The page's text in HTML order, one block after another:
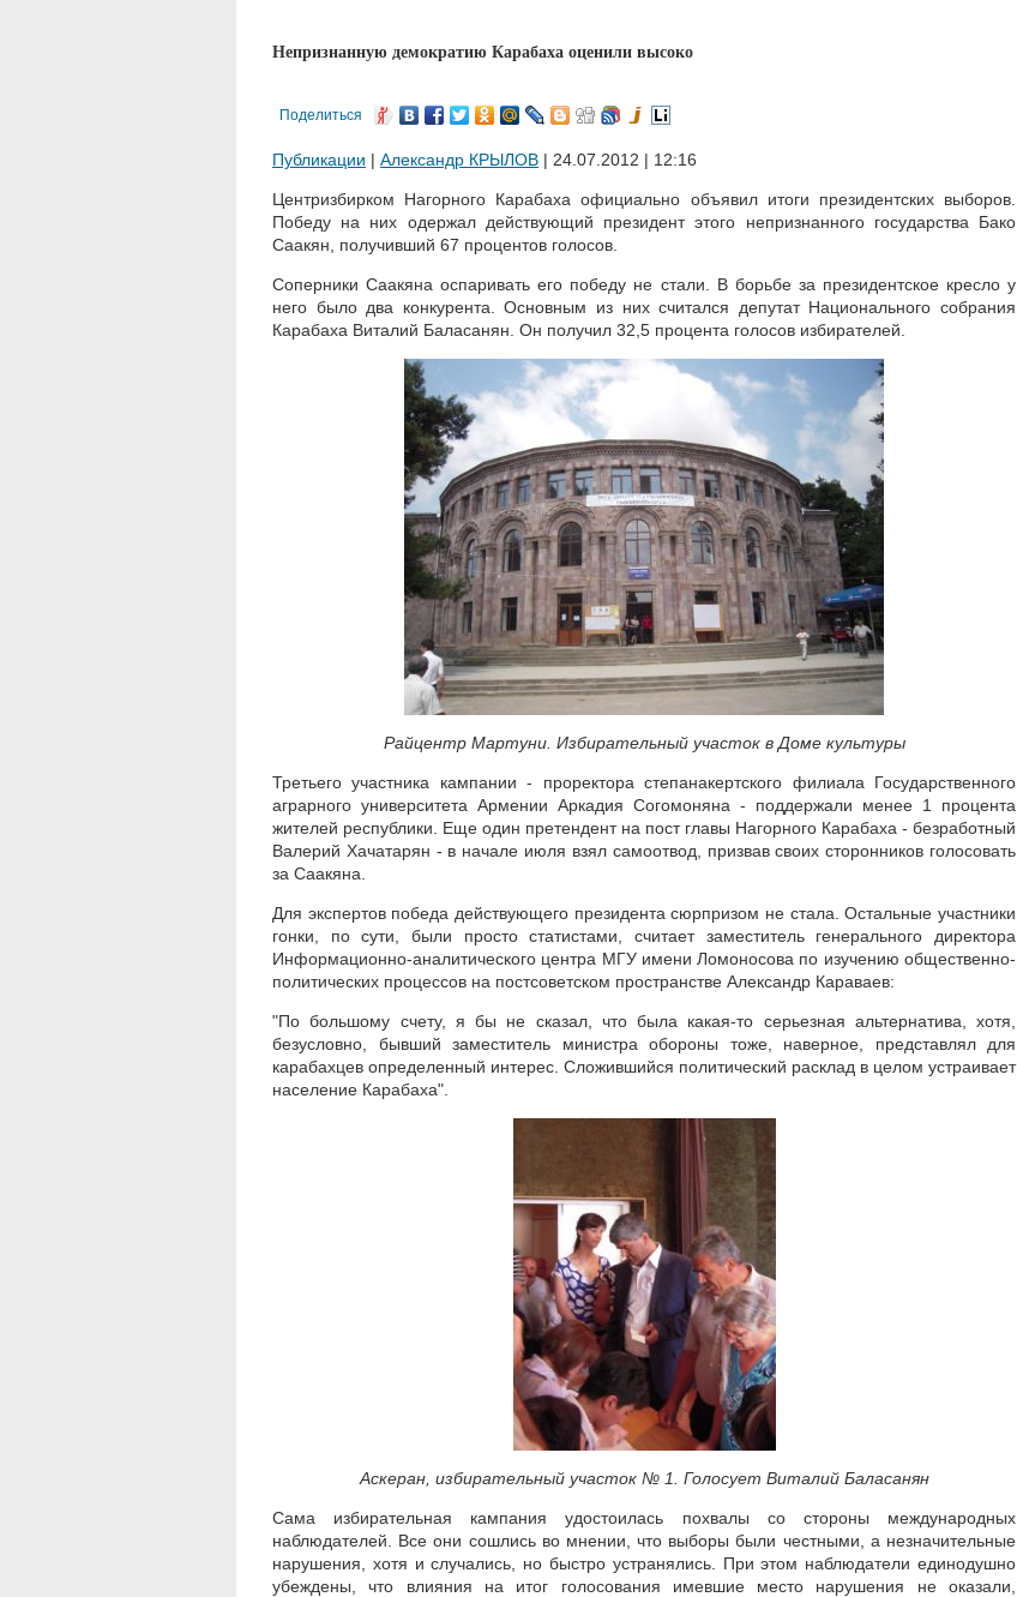
Непризнанную демократию Карабаха оценили высоко
Поделиться
Публикации | Александр КРЫЛОВ | 24.07.2012 | 12:16
Центризбирком Нагорного Карабаха официально объявил итоги президентских выборов.
Победу на них одержал действующий президент этого непризнанного государства Бако
Саакян, получивший 67 процентов голосов.
Соперники Саакяна оспаривать его победу не стали. В борьбе за президентское кресло у
него было два конкурента. Основным из них считался депутат Национального собрания
Карабаха Виталий Баласанян. Он получил 32,5 процента голосов избирателей.
Райцентр Мартуни. Избирательный участок в Доме культуры
Третьего участника кампании - проректора степанакертского филиала Государственного
аграрного университета Армении Аркадия Согомоняна - поддержали менее 1 процента
жителей республики. Еще один претендент на пост главы Нагорного Карабаха - безработный
Валерий Хачатарян - в начале июля взял самоотвод, призвав своих сторонников голосовать
за Саакяна.
Для экспертов победа действующего президента сюрпризом не стала. Остальные участники
гонки, по сути, были просто статистами, считает заместитель генерального директора
Информационно-аналитического центра МГУ имени Ломоносова по изучению общественно-
политических процессов на постсоветском пространстве Александр Караваев:
"По большому счету, я бы не сказал, что была какая-то серьезная альтернатива, хотя,
безусловно, бывший заместитель министра обороны тоже, наверное, представлял для
карабахцев определенный интерес. Сложившийся политический расклад в целом устраивает
население Карабаха".
Аскеран, избирательный участок № 1. Голосует Виталий Баласанян
Сама избирательная кампания удостоилась похвалы со стороны международных
наблюдателей. Все они сошлись во мнении, что выборы были честными, а незначительные
нарушения, хотя и случались, но быстро устранялись. При этом наблюдатели единодушно
убеждены, что влияния на итог голосования имевшие место нарушения не оказали,